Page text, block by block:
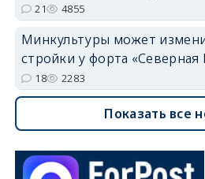
21 4855
Минкультуры может
стройки у форта «Северная
18 2283
Показать все